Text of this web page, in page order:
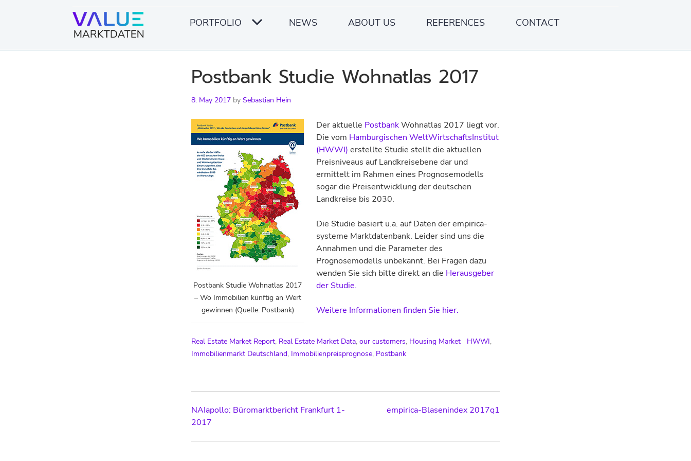
PORTFOLIO NEWS ABOUT US REFERENCES CONTACT
Postbank Studie Wohnatlas 2017
8. May 2017 by Sebastian Hein
Postbank Studie Wohnatlas 2017
– Wo Immobilien künftig an Wert
gewinnen (Quelle: Postbank)
Der aktuelle PostbankWohnatlas 2017 liegt vor.
Die vom Hamburgischen WeltWirtschaftsInstitut
(HWWI) erstellte Studie stellt die aktuellen
Preisniveaus auf Landkreisebene dar und
ermittelt im Rahmen eines Prognosemodells
sogar die Preisentwicklung der deutschen
Landkreise bis 2030.
Die Studie basiert u.a. auf Daten der empirica-
systeme Marktdatenbank. Leider sind uns die
Annahmen und die Parameter des
Prognosemodells unbekannt. Bei Fragen dazu
wenden Sie sich bitte direkt an die Herausgeber
der Studie.
Weitere Informationen finden Sie hier.
Real Estate Market Report, Real Estate Market Data, our customers, Housing Market HWWI,
Immobilienmarkt Deutschland, Immobilienpreisprognose, Postbank
Post
navigation
NAIapollo: Büromarktbericht Frankfurt 1-
2017
empirica-Blasenindex 2017q1